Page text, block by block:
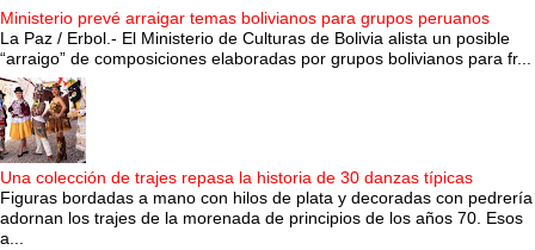
Ministerio prevé arraigar temas bolivianos para grupos peruanos
La Paz / Erbol.- El Ministerio de Culturas de Bolivia alista un posible
“arraigo” de composiciones elaboradas por grupos bolivianos para fr...
Una colección de trajes repasa la historia de 30 danzas típicas
Figuras bordadas a mano con hilos de plata y decoradas con pedrería
adornan los trajes de la morenada de principios de los años 70. Esos
a...